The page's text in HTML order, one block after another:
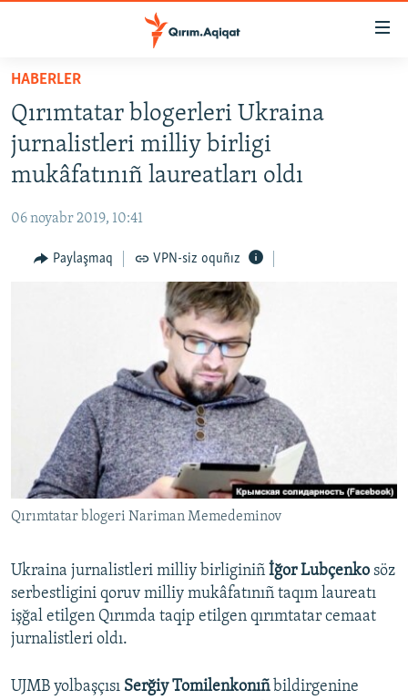
Esas
qaytmaq
Baş
navigatsiyağa
qaytmaq
Qıdıruvğa
qaytmaq
SİYASET
İQTİSADİYAT
MEDENİYET
İNSAN AQLARI
Русский
Українською
QOŞULIÑIZ!
RFE/RS bütün saytları
HABERLER
Qırımtatar blogerleri Ukraina
jurnalistleri milliy birligi
mukâfatınıñ laureatları oldı
06 noyabr 2019, 10:41
Paylaşmaq VPN-siz oquñız
Qırımtatar blogeri Nariman Memedeminov
Ukraina jurnalistleri milliy birliginiñ İğor Lubçenko söz
serbestligini qoruv milliy mukâfatınıñ taqım laureatı
işğal etilgen Qırımda taqip etilgen qırımtatar cemaat
jurnalistleri oldı.
UJMB yolbaşçısı Serğiy Tomilenkonıñbildirgenine